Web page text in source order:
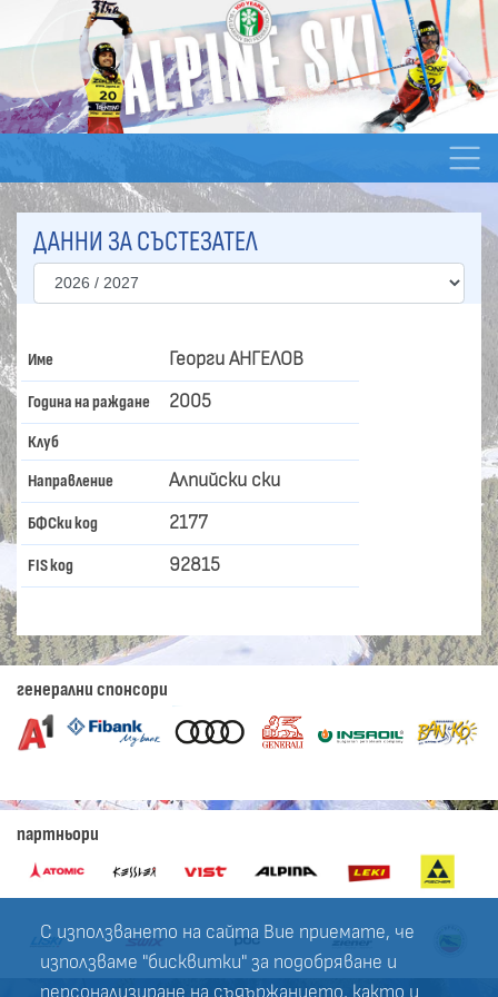
С използването на сайта Вие приемате, че
използваме "бисквитки" за подобряване и
персонализиране на съдържанието, както и
ДАННИ ЗА СЪСТЕЗАТЕЛ
Име Георги АНГЕЛОВ
Година на раждане 2005
Клуб
Направление Алпийски ски
БФСки код 2177
FIS код 92815
генерални спонсори
партньори